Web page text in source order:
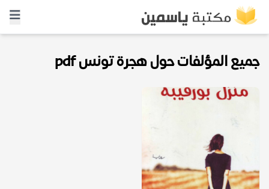
جميع المؤلفات حول هجرة تونس pdf